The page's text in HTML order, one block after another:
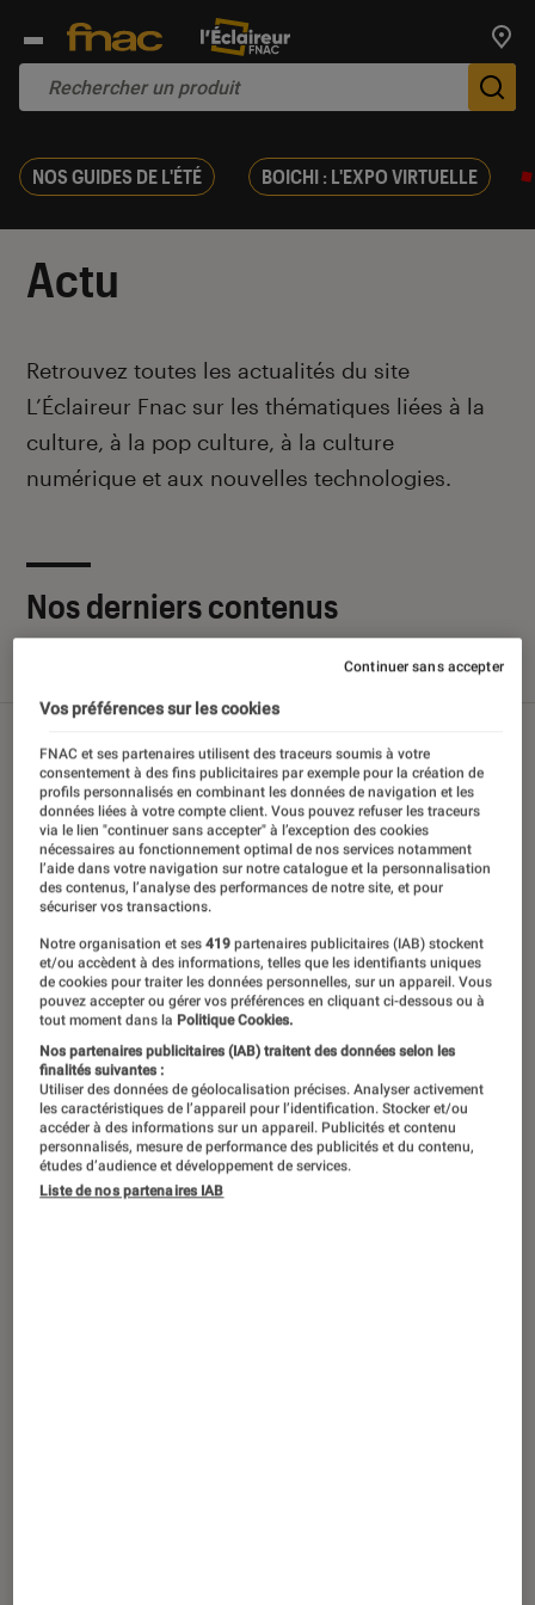
NOS GUIDES DE L'ÉTÉ BOICHI : L'EXPO VIRTUELLE
Actu
Introduction
Retrouvez toutes les actualités du site
L’Éclaireur Fnac sur les thématiques liées à la
culture, à la pop culture, à la culture
numérique et aux nouvelles technologies.
Nos derniers contenus
Sélections et guides Tests
Vos préférences sur les cookies
FNAC et ses partenaires utilisent des traceurs soumis à votre
consentement à des fins publicitaires par exemple pour la création de
profils personnalisés en combinant les données de navigation et les
données liées à votre compte client. Vous pouvez refuser les traceurs
via le lien "continuer sans accepter" à l’exception des cookies
nécessaires au fonctionnement optimal de nos services notamment
l’aide dans votre navigation sur notre catalogue et la personnalisation
des contenus, l’analyse des performances de notre site, et pour
sécuriser vos transactions.
Notre organisation et ses419 partenaires publicitaires (IAB) stockent
et/ou accèdent à des informations, telles que les identifiants uniques
de cookies pour traiter les données personnelles, sur un appareil. Vous
pouvez accepter ou gérer vos préférences en cliquant ci-dessous ou à
tout moment dans la Politique Cookies.
Nos partenaires publicitaires (IAB) traitent des données selon les
finalités suivantes :
Utiliser des données de géolocalisation précises. Analyser activement
les caractéristiques de l’appareil pour l’identification. Stocker et/ou
accéder à des informations sur un appareil. Publicités et contenu
personnalisés, mesure de performance des publicités et du contenu,
études d’audience et développement de services.
Liste de nos partenaires IAB
Continuer sans accepter